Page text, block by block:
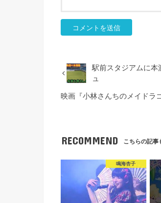
駅前スタジアムに
ュ
映画『小林さんちのメイドラ
RECOMMEND こちらの記事
鳴海杏子